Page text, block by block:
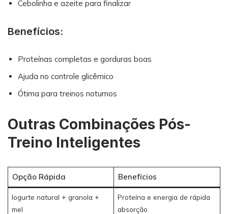
Cebolinha e azeite para finalizar
Benefícios:
Proteínas completas e gorduras boas
Ajuda no controle glicêmico
Ótima para treinos noturnos
Outras Combinações Pós-
Treino Inteligentes
Opção Rápida Benefícios
Iogurte natural + granola +
mel
Proteína e energia de rápida
absorção